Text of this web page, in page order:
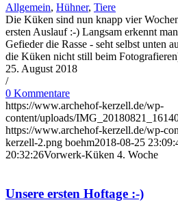
Allgemein, Hühner, Tiere
Die Küken sind nun knapp vier
ersten Auslauf :-) Langsam erkennt
Gefieder die Rasse - seht selbst unten
die Küken nicht still beim
25. August 2018
/
0 Kommentare
https://www.archehof-kerzell.de/wp-
content/uploads/
https://www.archehof-kerzell.de/wp-
kerzell-2.png boehm2018-08-25
20:32:26Vorwerk-Küken 4. Woche
Unsere ersten Hoftage :-)